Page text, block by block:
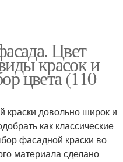
Цвет
красок и
цвета (110
довольно широк и
как классические
фасадной краски во
материала сделано